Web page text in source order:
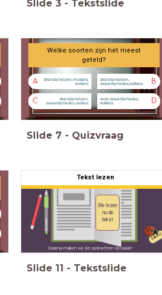
Slide 3 - Tekstslide
Welke soorten zijn het meest
geteld?
A strandschelpen, mossels,
kokkels B
strandschelpen,
zwaardschedes, kokkels
C strandschelpen,
zwaardschedes, oesters D
wulk, zwaardschedes,
kokkels
Slide 7 - Quizvraag
Tekst lezen
We lezen
nu de
tekst
Daarna maken we de opdrachten op papier
Slide 11 - Tekstslide